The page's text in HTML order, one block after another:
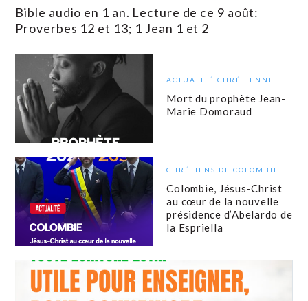
Bible audio en 1 an. Lecture de ce 9 août:
Proverbes 12 et 13; 1 Jean 1 et 2
ACTUALITÉ CHRÉTIENNE
Mort du prophète Jean-
Marie Domoraud
CHRÉTIENS DE COLOMBIE
Colombie, Jésus-Christ
au cœur de la nouvelle
présidence d’Abelardo de
la Espriella